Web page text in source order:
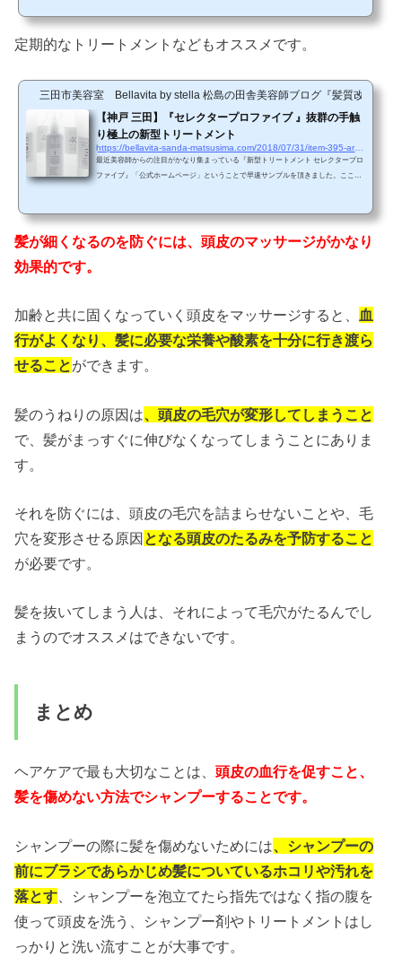
定期的なトリートメントなどもオススメです。
三田市美容室 Bellavita by stella 松島の田舎美容師ブログ『髪質改善×白
【神戸 三田】『セレクタープロファイブ 』抜群の手触
り極上の新型トリートメント
最近美容師からの注目がかなり集まっている『新型トリートメント セレクタープロ
ファイブ』「公式ホームページ」ということで早速サンプルを頂きました。ここの
ね。セレクタープロファイブ 【極上の新型トリートメント】新型トリートメント
セレクタープロファイブを実際に使ってみた【before】３ヶ月ぶり位のご来店で
す。紫外線によるダメージも受けていたり、中間から毛先に...
髪が細くなるのを防ぐには、頭皮のマッサージがかなり
効果的です。
加齢と共に固くなっていく頭皮をマッサージすると、 血
行がよくなり、髪に必要な栄養や酸素を十分に行き渡ら
せることができます。
髪のうねりの原因は、頭皮の毛穴が変形してしまうこと
で、髪がまっすぐに伸びなくなってしまうことにありま
す。
それを防ぐには、頭皮の毛穴を詰まらせないことや、毛
穴を変形させる原因となる頭皮のたるみを予防すること
が必要です。
髪を抜いてしまう人は、それによって毛穴がたるんでし
まうのでオススメはできないです。
まとめ
ヘアケアで最も大切なことは、頭皮の血行を促すこと、
髪を傷めない方法でシャンプーすることです。
シャンプーの際に髪を傷めないためには、シャンプーの
前にブラシであらかじめ髪についているホコリや汚れを
落とす 、シャンプーを泡立てたら指先ではなく指の腹を
使って頭皮を洗う、シャンプー剤やトリートメントはし
っかりと洗い流すことが大事です。